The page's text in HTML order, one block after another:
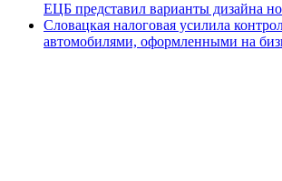
ЕЦБ представил варианты дизайна
Словацкая налоговая усилила
автомобилями, оформленными на